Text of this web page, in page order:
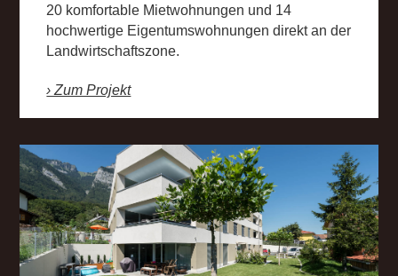
20 komfortable Mietwohnungen und 14
hochwertige Eigentumswohnungen direkt an der
Landwirtschaftszone.
› Zum Projekt